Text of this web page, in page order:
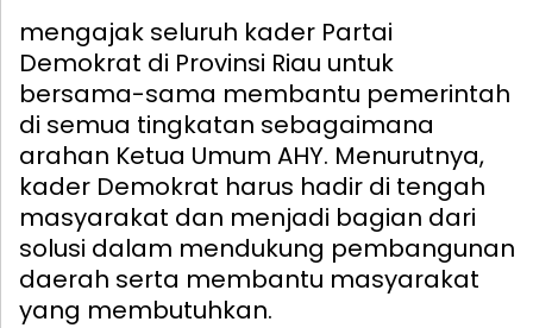
mengajak seluruh kader Partai
Demokrat di Provinsi Riau untuk
bersama-sama membantu pemerintah
di semua tingkatan sebagaimana
arahan Ketua Umum AHY. Menurutnya,
kader Demokrat harus hadir di tengah
masyarakat dan menjadi bagian dari
solusi dalam mendukung pembangunan
daerah serta membantu masyarakat
yang membutuhkan.